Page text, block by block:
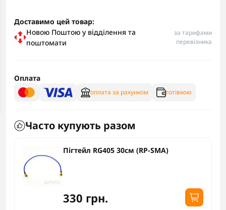
Доставимо цей товар:
Новою Поштою у відділення та
поштомати
за тарифами
перевізника
Оплата
оплата за рахунком готівкою
Часто купують разом
Пігтейл RG405 30см (RP-SMA)
330 грн.